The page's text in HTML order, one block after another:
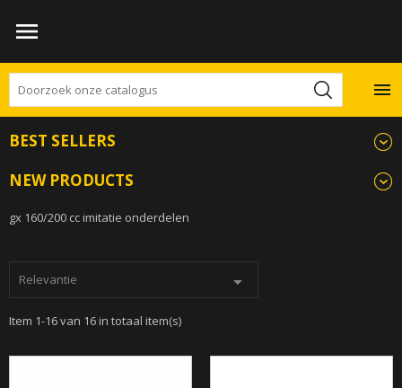


BEST SELLERS
NEW PRODUCTS
GX 160/200 CC IMITATIE
gx 160/200 cc imitatie onderdelen
Relevantie 
Item 1-16 van 16 in totaal item(s)